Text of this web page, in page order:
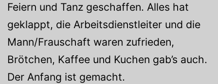
Feiern und Tanz geschaffen. Alles hat
geklappt, die Arbeitsdienstleiter und die
Mann/Frauschaft waren zufrieden,
Brötchen, Kaffee und Kuchen gab’s auch.
Der Anfang ist gemacht.